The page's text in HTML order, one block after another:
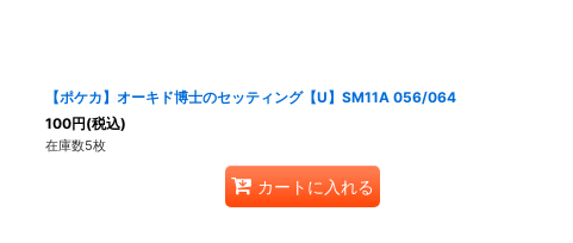
【ポケカ】オーキド博士のセッティング【U】SM11A 056/064
100円(税込)
在庫数5枚
カートに入れる